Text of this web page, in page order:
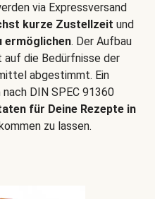
via Expressversand
kurze Zustellzeit und
ermöglichen. Der Aufbau
die Bedürfnisse der
abgestimmt. Ein
DIN SPEC 91360
für Deine Rezepte in
zu lassen.